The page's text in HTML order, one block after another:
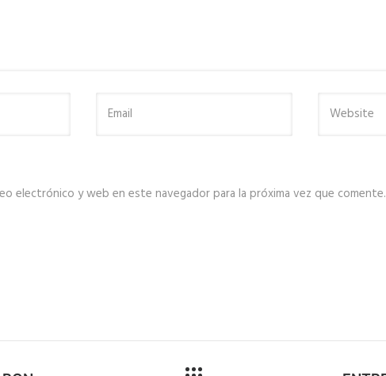
electrónico y web en este navegador para la próxima vez que comente.